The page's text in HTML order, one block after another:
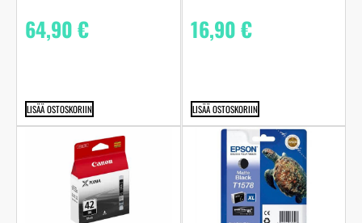
64,90€
LISÄÄ OSTOSKORIIN
16,90€
LISÄÄ OSTOSKORIIN